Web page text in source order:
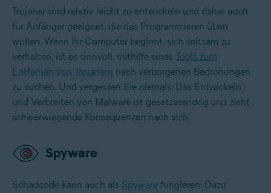
Trojaner sind relativ leicht zu entwickeln und daher auch
für Anfänger geeignet, die das Programmieren üben
wollen. Wenn Ihr Computer beginnt, sich seltsam zu
verhalten, ist es sinnvoll, mithilfe eines Tools zum
Entfernen von Trojanern nach verborgenen Bedrohungen
zu suchen. Und vergessen Sie niemals: Das Entwickeln
und Verbreiten von Malware ist gesetzeswidrig und zieht
schwerwiegende Konsequenzen nach sich.
Spyware
Schadcode kann auch als Spyware fungieren: Dazu